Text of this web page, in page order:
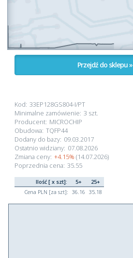
Przejdź do sklepu »
Kod: 33EP128GS804-I/PT
Minimalne zamówienie: 3 szt.
Producent: MICROCHIP
Obudowa: TQFP44
Dodany do bazy: 09.03.2017
Ostatnio widziany: 07.08.2026
Zmiana ceny: +4.15% (14.07.2026)
Poprzednia cena: 35.55
Ilość [ x szt]: 5+
25+
Cena PLN [za szt]: 36.16 35.18